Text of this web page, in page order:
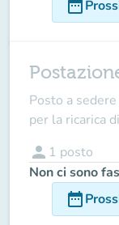
date_range
Posto a
per la ricarica
person 1 posto
Non ci sono
date_range